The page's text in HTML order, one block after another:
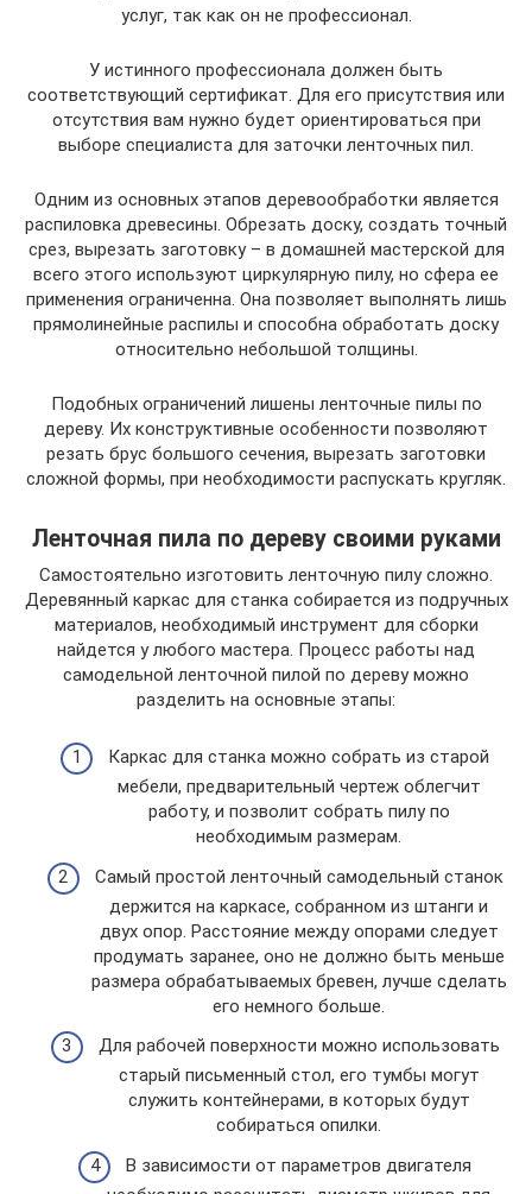
услуг, так как он не профессионал.
У истинного профессионала должен быть
соответствующий сертификат. Для его присутствия или
отсутствия вам нужно будет ориентироваться при
выборе специалиста для заточки ленточных пил.
Одним из основных этапов деревообработки является
распиловка древесины. Обрезать доску, создать точный
срез, вырезать заготовку – в домашней мастерской для
всего этого используют циркулярную пилу, но сфера ее
применения ограниченна. Она позволяет выполнять лишь
прямолинейные распилы и способна обработать доску
относительно небольшой толщины.
Подобных ограничений лишены ленточные пилы по
дереву. Их конструктивные особенности позволяют
резать брус большого сечения, вырезать заготовки
сложной формы, при необходимости распускать кругляк.
Ленточная пила по дереву своими руками
Самостоятельно изготовить ленточную пилу сложно.
Деревянный каркас для станка собирается из подручных
материалов, необходимый инструмент для сборки
найдется у любого мастера. Процесс работы над
самодельной ленточной пилой по дереву можно
разделить на основные этапы:
Каркас для станка можно собрать из старой
мебели, предварительный чертеж облегчит
работу, и позволит собрать пилу по
необходимым размерам.
Самый простой ленточный самодельный станок
держится на каркасе, собранном из штанги и
двух опор. Расстояние между опорами следует
продумать заранее, оно не должно быть меньше
размера обрабатываемых бревен, лучше сделать
его немного больше.
Для рабочей поверхности можно использовать
старый письменный стол, его тумбы могут
служить контейнерами, в которых будут
собираться опилки.
В зависимости от параметров двигателя